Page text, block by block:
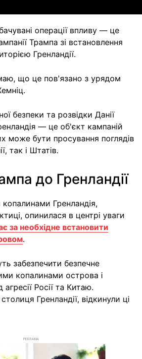
операції впливу — це
Трампа зі встановлення
Гренландії.
що це пов'язано з урядом
безпеки та розвідки Данії
— це об'єкт кампаній
може бути просування поглядів
так і Штатів.
до Гренландії
Гренландія,
опинилася в центрі уваги
за необхідне встановити
.
забезпечити безпечне
копалинами острова і
Росії та Китаю.
Гренландії, відкинули ці
РЕКЛАМА